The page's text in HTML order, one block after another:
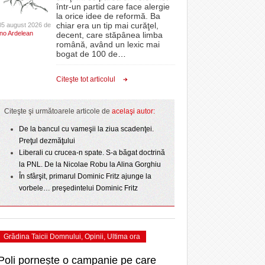
la
- acum 2 zile
cu o victorie
- 25 July 2026
o echipă de
Sărbătoarea continuă! Zeci de mii de oameni
au celebrat a treia seară la rând Ziua Timișoarei
- 2 August 2026
Iniţiativă inedită pentru Zilele Orașului
talentelor locale- 2 August 2026
View all
proiectelor derulate de instituție din fonduri
europene/FOTO
ANAF oferă persoanelor fizice posibilitatea să
beneficieze de Declarația Unică 212
2025
CLIPURI VIDEO
JOCURI ONLINE
DIVERSE
FARMACII DIN
GRĂDINIŢE DIN TIMIŞ
PRIMĂRIILE DIN TIMIŞ
SFATUL MEDICULUI
SFATURI JURIDICE
august 2026 de
Ardelean
într-un partid care face alergie
la orice idee de reformă. Ba
chiar era un tip mai curăţel,
decent, care stăpânea limba
română, având un lexic mai
bogat de 100 de
Citeşte tot articolul
Citeşte şi următoarele articole de acelaşi autor:
De la bancul cu vameşii la ziua scadenţei.
Preţul dezmăţului
Liberali cu crucea-n spate. S-a băgat doctrină
la PNL. De la Nicolae Robu la Alina Gorghiu
În sfârşit, primarul Dominic Fritz ajunge la
vorbele… preşedintelui Dominic Fritz
Grădina Taicii Domnului, Opinii, Ultima ora
pornește o campanie pe care